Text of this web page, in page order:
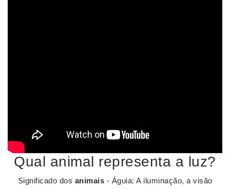
Qual animal representa a luz?
Significado dos animais - Águia: A iluminação, a visão